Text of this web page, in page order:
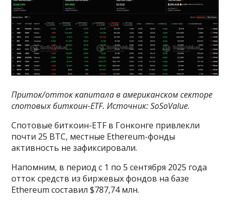
Приток/отток капитала в американском секторе
спотовых биткоин-ETF. Источник:SoSoValue.
Спотовые биткоин-ETF в Гонконге привлекли
почти 25 BTC, местные Ethereum-фонды
активность не зафиксировали.
Напомним, в период с 1 по 5 сентября 2025 года
отток средств из биржевых фондов на базе
Ethereum составил $787,74 млн.